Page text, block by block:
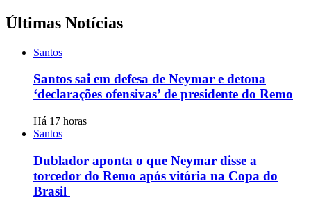
Últimas Notícias
Santos
Santos sai em defesa de Neymar e detona
‘declarações ofensivas’ de presidente do Remo
Há 17 horas
Santos
Dublador aponta o que Neymar disse a
torcedor do Remo após vitória na Copa do
Brasil